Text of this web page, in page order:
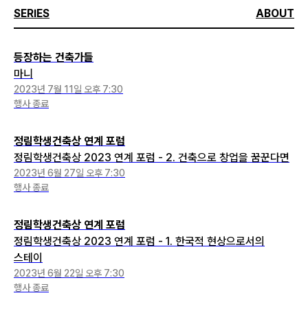
SERIES ABOUT
등장하는 건축가들
마니
2023년 7월 11일 오후 7:30
행사 종료
정림학생건축상 연계 포럼
정림학생건축상 2023 연계 포럼 - 2. 건축으로 창업을 꿈꾼다면
2023년 6월 27일 오후 7:30
행사 종료
정림학생건축상 연계 포럼
정림학생건축상 2023 연계 포럼 - 1. 한국적 현상으로서의
스테이
2023년 6월 22일 오후 7:30
행사 종료